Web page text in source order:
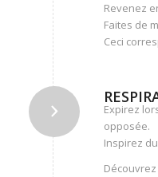
Revenez
Faites de
Ceci
Expirez
opposée.
Inspirez